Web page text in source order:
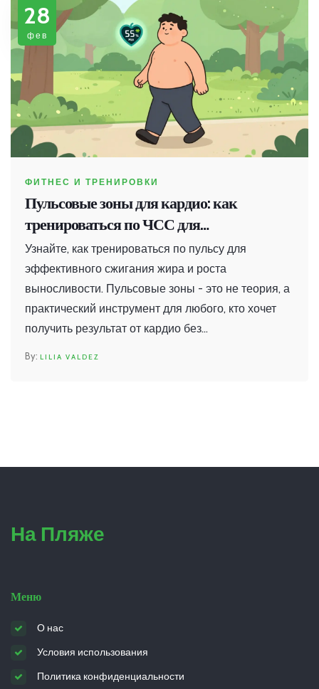
28
фев
ФИТНЕС И ТРЕНИРОВКИ
Пульсовые зоны для кардио: как
тренироваться по ЧСС для
максимальной эффективности
Узнайте, как тренироваться по пульсу для
эффективного сжигания жира и роста
выносливости. Пульсовые зоны - это не теория, а
практический инструмент для любого, кто хочет
получить результат от кардио без
LILIA VALDEZ
На Пляже
Меню
О нас
Условия использования
Политика конфиденциальности